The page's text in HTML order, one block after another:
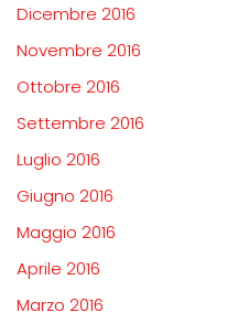
Dicembre 2016
Novembre 2016
Ottobre 2016
Settembre 2016
Luglio 2016
Giugno 2016
Maggio 2016
Aprile 2016
Marzo 2016